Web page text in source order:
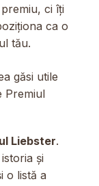
ci îți
ca o
tău.
găsi utile
Premiul
Liebster.
și
o listă a